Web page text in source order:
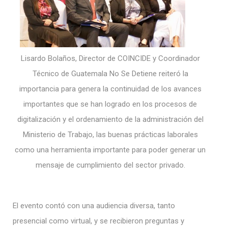
Lisardo Bolaños, Director de COINCIDE y Coordinador
Técnico de Guatemala No Se Detiene reiteró la
importancia para genera la continuidad de los avances
importantes que se han logrado en los procesos de
digitalización y el ordenamiento de la administración del
Ministerio de Trabajo, las buenas prácticas laborales
como una herramienta importante para poder generar un
mensaje de cumplimiento del sector privado.
El evento contó con una audiencia diversa, tanto
presencial como virtual, y se recibieron preguntas y